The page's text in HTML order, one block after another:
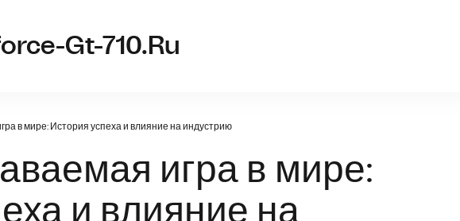
Gt-710.ru
в мире: История успеха и влияние на индустрию
игра в мире:
и влияние на